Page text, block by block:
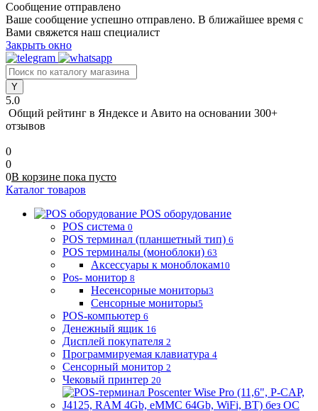
Сообщение отправлено
Ваше сообщение успешно отправлено. В ближайшее время с
Вами свяжется наш специалист
Закрыть окно
5.0
Общий рейтинг в Яндексе и Авито на основании 300+
отзывов
0
0
0В корзине пока пусто
Каталог товаров
POS оборудование
POS система 0
POS терминал (планшетный тип) 6
POS терминалы (моноблоки) 63
Аксессуары к моноблокам10
Pos- монитор 8
Несенсорные мониторы3
Сенсорные мониторы5
POS-компьютер 6
Денежный ящик 16
Дисплей покупателя 2
Программируемая клавиатура 4
Сенсорный монитор 2
Чековый принтер 20